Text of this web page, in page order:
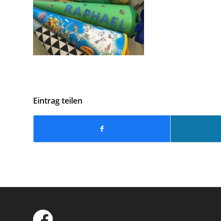
Eintrag teilen